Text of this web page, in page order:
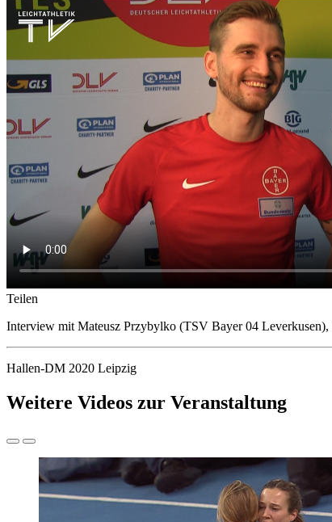
Teilen
Interview mit Mateusz Przybylko (TSV Bayer 04 Leverkusen),
Hallen-DM 2020 Leipzig
Weitere Videos zur Veranstaltung